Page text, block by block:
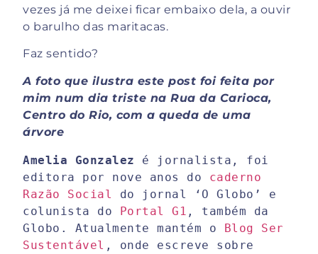
vezes já me deixei ficar embaixo dela, a ouvir
o barulho das maritacas.
Faz sentido?
A foto que ilustra este post foi feita por
mim num dia triste na Rua da Carioca,
Centro do Rio, com a queda de uma
árvore
Amelia Gonzalez é jornalista, foi
editora por nove anos do caderno
Razão Social
do jornal ‘O Globo’ e
colunista do Portal G1 , também da
Globo. Atualmente mantém o Blog Ser
Sustentável , onde escreve sobre